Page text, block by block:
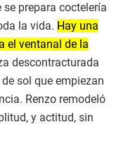
prepara coctelería
la vida. Hay una
el ventanal de la
descontracturada
sol que empiezan
Renzo remodeló
y actitud, sin